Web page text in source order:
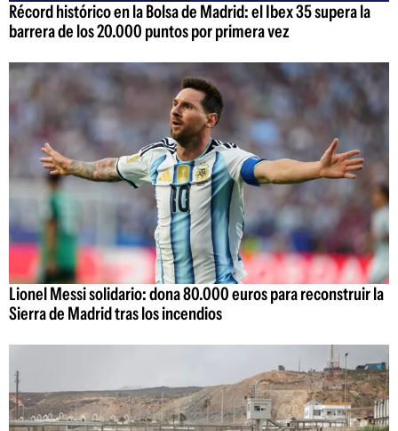
Récord histórico en la Bolsa de Madrid: el Ibex 35 supera la
barrera de los 20.000 puntos por primera vez
Lionel Messi solidario: dona 80.000 euros para reconstruir la
Sierra de Madrid tras los incendios